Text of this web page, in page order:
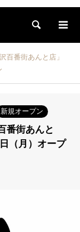
検索
百番街あんと店」
新規オープン
番街あんと
（月）オープ